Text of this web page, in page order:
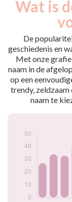
Wat is
De
geschiedenis en
Met onze
naam in de
op een
trendy,
naam te
Année
nés
2010
27
2011
34
2012
33
2013
43
2014
31
2015
46
34
2019
2020
2021
34
2022
2023
20